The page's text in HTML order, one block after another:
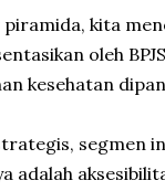
piramida, kita
oleh
kesehatan
segmen
adalah